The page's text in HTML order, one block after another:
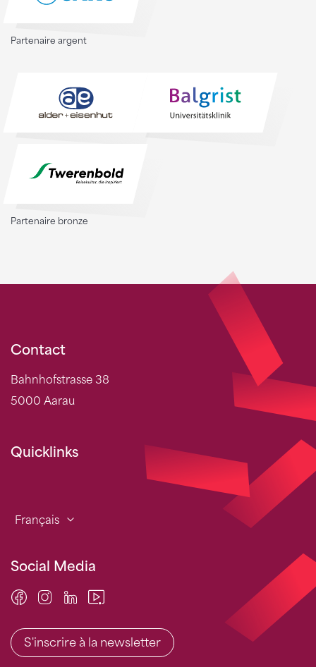
Partenaire argent
Partenaire bronze
Contact
Bahnhofstrasse 38
5000 Aarau
Quicklinks
Français
Social Media
S'inscrire à la newsletter